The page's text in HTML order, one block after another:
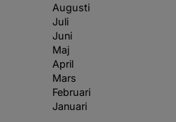
Augusti
Juli
Juni
Maj
April
Mars
Februari
Januari